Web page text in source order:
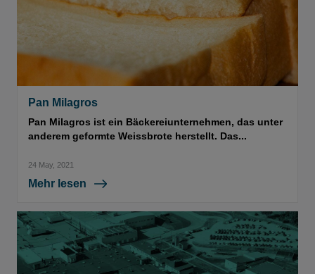
Pan Milagros
Pan Milagros ist ein Bäckereiunternehmen, das unter
anderem geformte Weissbrote herstellt. Das...
24 May, 2021
Mehr lesen